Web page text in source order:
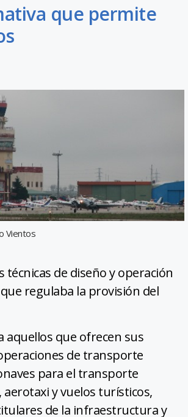
que permite
Vientos
técnicas de diseño y operación
regulaba la provisión del
aquellos que ofrecen sus
de transporte
para el transporte
aerotaxi y vuelos turísticos,
de la infraestructura y